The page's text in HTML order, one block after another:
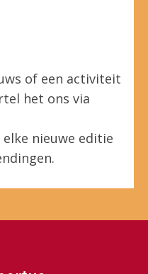
of een activiteit
het ons via
nieuwe editie